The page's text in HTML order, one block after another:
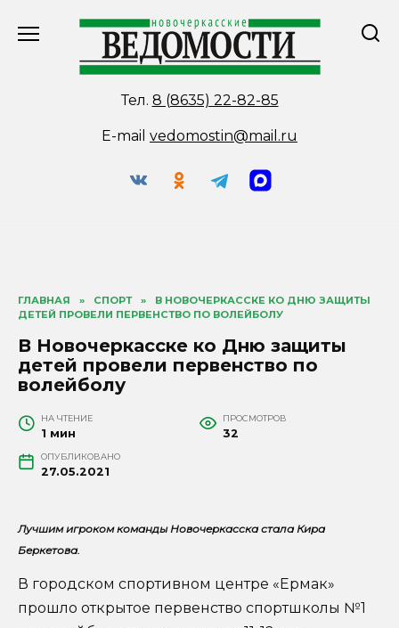
Тел. 8 (8635) 22-82-85
E-mail vedomostin@mail.ru
ГЛАВНАЯ » СПОРТ »
В НОВОЧЕРКАССКЕ КО ДНЮ ЗАЩИТЫ
ДЕТЕЙ ПРОВЕЛИ ПЕРВЕНСТВО ПО ВОЛЕЙБОЛУ
В Новочеркасске ко Дню защиты
детей провели первенство по
волейболу
НА ЧТЕНИЕ
1 мин
ПРОСМОТРОВ
32
ОПУБЛИКОВАНО
27.05.2021
Лучшим игроком команды Новочеркасска стала Кира
Беркетова.
В городском спортивном центре «Ермак»
прошло открытое первенство спортшколы №1